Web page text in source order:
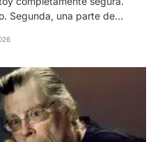
Segunda, una parte de…